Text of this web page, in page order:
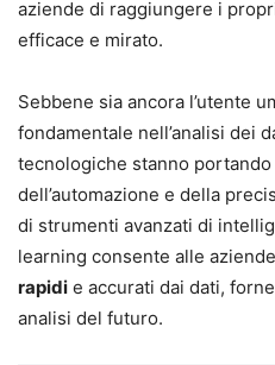
aziende di raggiungere i
efficace e mirato.
Sebbene sia ancora l’utente
fondamentale nell’analisi dei
tecnologiche stanno portando
dell’automazione e della
di strumenti avanzati di
learning consente alle
rapidi e accurati dai dati,
analisi del futuro.